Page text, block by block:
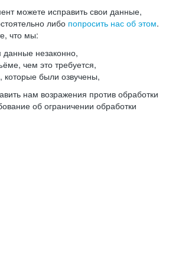
можете исправить свои данные,
либо попросить нас об этом.
что мы:
незаконно,
чем это требуется,
которые были озвучены,
нам возражения против обработки
об ограничении обработки